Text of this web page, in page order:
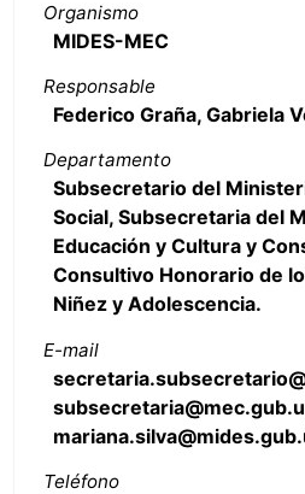
Organismo
MIDES-MEC
Responsable
Federico Graña, Gabriela
Departamento
Subsecretario del
Social, Subsecretaria del
Educación y Cultura y
Consultivo Honorario de
Niñez y Adolescencia.
E-mail
Teléfono